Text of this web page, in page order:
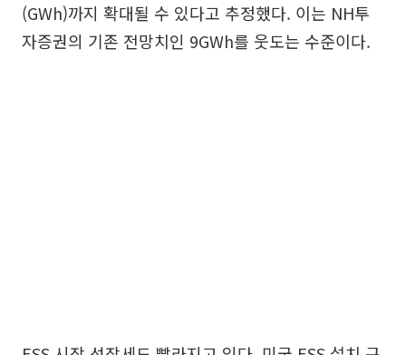
(GWh)까지 확대될 수 있다고 추정했다. 이는 NH투
자증권의 기존 전망치인 9GWh를 웃도는 수준이다.